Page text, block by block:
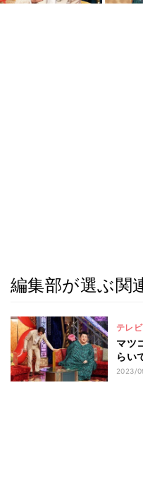
編集部が選ぶ関
テレビ
マツ
らい
2023/